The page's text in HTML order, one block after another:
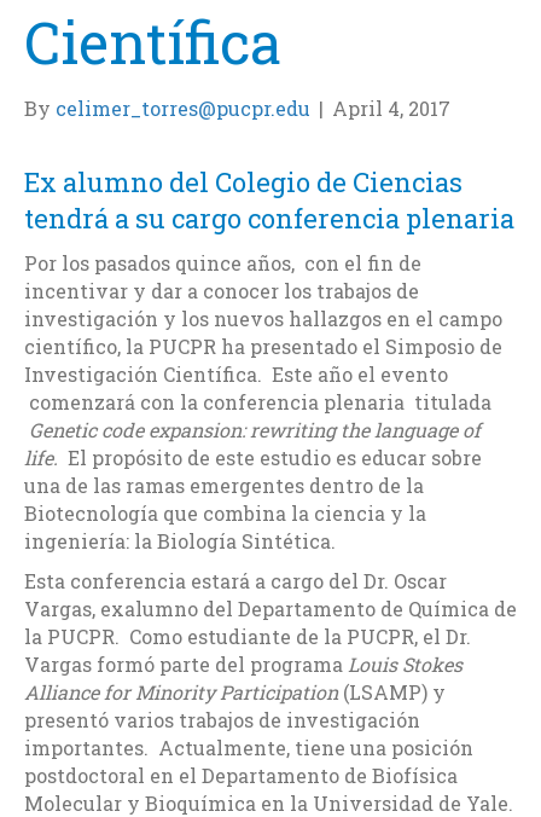
Científica
By celimer_torres@pucpr.edu | April 4, 2017
Ex alumno del Colegio de Ciencias
tendrá a su cargo conferencia plenaria
Por los pasados quince años, con el fin de
incentivar y dar a conocer los trabajos de
investigación y los nuevos hallazgos en el campo
científico, la PUCPR ha presentado el Simposio de
Investigación Científica. Este año el evento
comenzará con la conferencia plenaria titulada
Genetic code expansion: rewriting the language of
life. El propósito de este estudio es educar sobre
una de las ramas emergentes dentro de la
Biotecnología que combina la ciencia y la
ingeniería: la Biología Sintética.
Esta conferencia estará a cargo del Dr. Oscar
Vargas, exalumno del Departamento de Química de
la PUCPR. Como estudiante de la PUCPR, el Dr.
Vargas formó parte del programa Louis Stokes
Alliance for Minority Participation(LSAMP) y
presentó varios trabajos de investigación
importantes. Actualmente, tiene una posición
postdoctoral en el Departamento de Biofísica
Molecular y Bioquímica en la Universidad de Yale.